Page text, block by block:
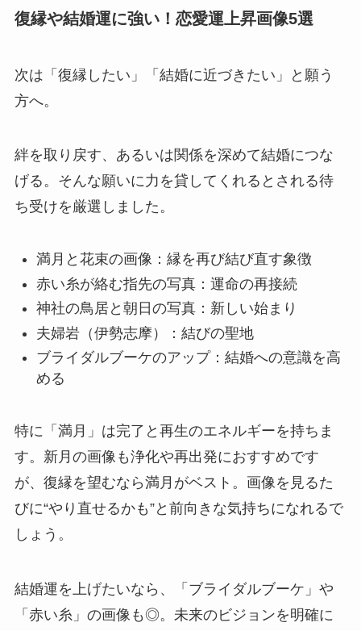
復縁や結婚運に強い！恋愛運上昇画像5選
次は「復縁したい」「結婚に近づきたい」と願う
方へ。
絆を取り戻す、あるいは関係を深めて結婚につな
げる。そんな願いに力を貸してくれるとされる待
ち受けを厳選しました。
満月と花束の画像：縁を再び結び直す象徴
赤い糸が絡む指先の写真：運命の再接続
神社の鳥居と朝日の写真：新しい始まり
夫婦岩（伊勢志摩）：結びの聖地
ブライダルブーケのアップ：結婚への意識を高
める
特に「満月」は完了と再生のエネルギーを持ちま
す。新月の画像も浄化や再出発におすすめです
が、復縁を望むなら満月がベスト。画像を見るた
びに“やり直せるかも”と前向きな気持ちになれるで
しょう。
結婚運を上げたいなら、「ブライダルブーケ」や
「赤い糸」の画像も◎。未来のビジョンを明確に